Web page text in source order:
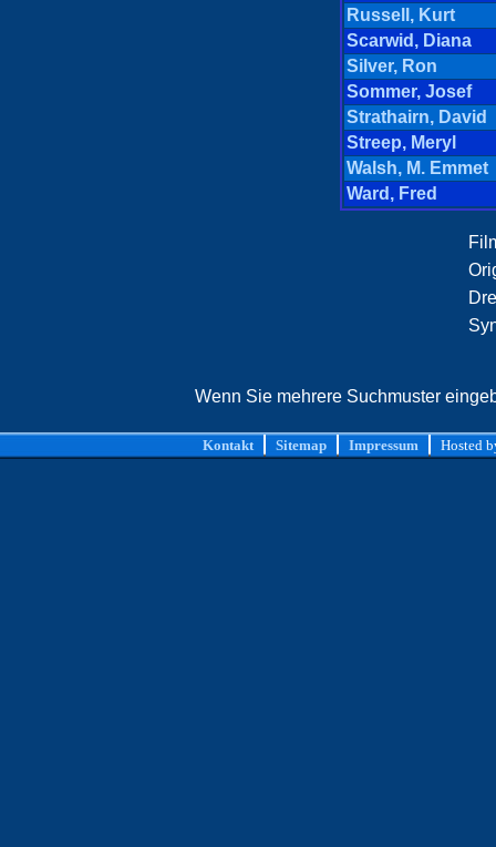
Russell, Kurt
Scarwid, Diana
Silver, Ron
Sommer, Josef
Strathairn, David
Streep, Meryl
Walsh, M. Emmet
Ward, Fred
Wenn Sie mehrere Suchmuster
Kontakt Sitemap Impressum Hosted